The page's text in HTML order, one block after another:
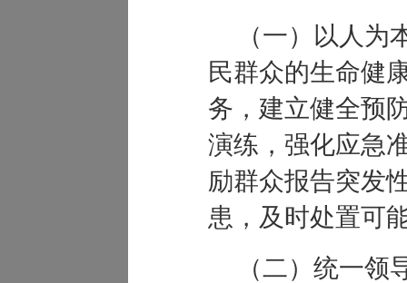
（一）以人为
民群众的生命健
务，建立健全预
演练，强化应急
励群众报告突发
患，及时处置可
（二）统一领